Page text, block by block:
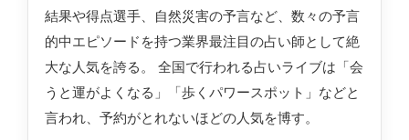
結果や得点選手、自然災害の予言など、数々の予言
的中エピソードを持つ業界最注目の占い師として絶
大な人気を誇る。 全国で行われる占いライブは「会
うと運がよくなる」「歩くパワースポット」などと
言われ、予約がとれないほどの人気を博す。